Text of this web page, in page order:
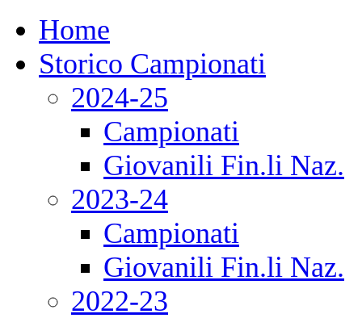
Home
Storico Campionati
2024-25
Campionati
Giovanili Fin.li Naz.
2023-24
Campionati
Giovanili Fin.li Naz.
2022-23